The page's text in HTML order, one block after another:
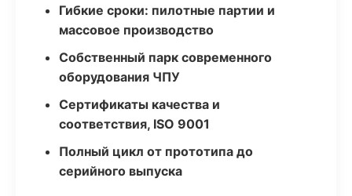
Гибкие сроки: пилотные партии и
массовое производство
Собственный парк современного
оборудования ЧПУ
Сертификаты качества и
соответствия, ISO 9001
Полный цикл от прототипа до
серийного выпуска